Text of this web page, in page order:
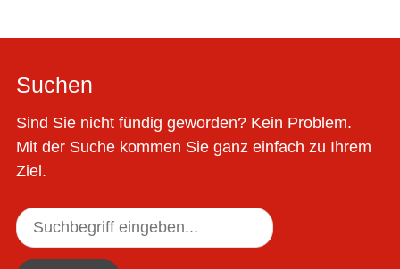
Suchen
Sind Sie nicht fündig geworden? Kein Problem.
Mit der Suche kommen Sie ganz einfach zu Ihrem
Ziel.